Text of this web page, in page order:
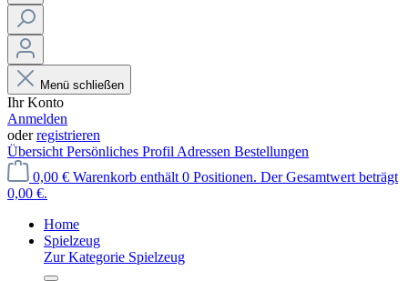
Menü schließen
Ihr Konto
Anmelden
oderregistrieren
Übersicht Persönliches Profil Adressen Bestellungen
0,00 € Warenkorb enthält 0 Positionen. Der Gesamtwert beträgt
0,00 €.
Home
Spielzeug
Zur Kategorie Spielzeug